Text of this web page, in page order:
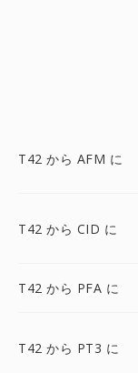
T42 から AFM に
T42 から CID に
T42 から PFA に
T42 から PT3 に